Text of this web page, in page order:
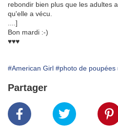
rebondir bien plus que les adultes
qu'elle a vécu.
....]
Bon mardi :-)
♥♥♥
#American Girl #photo de poupées
Partager